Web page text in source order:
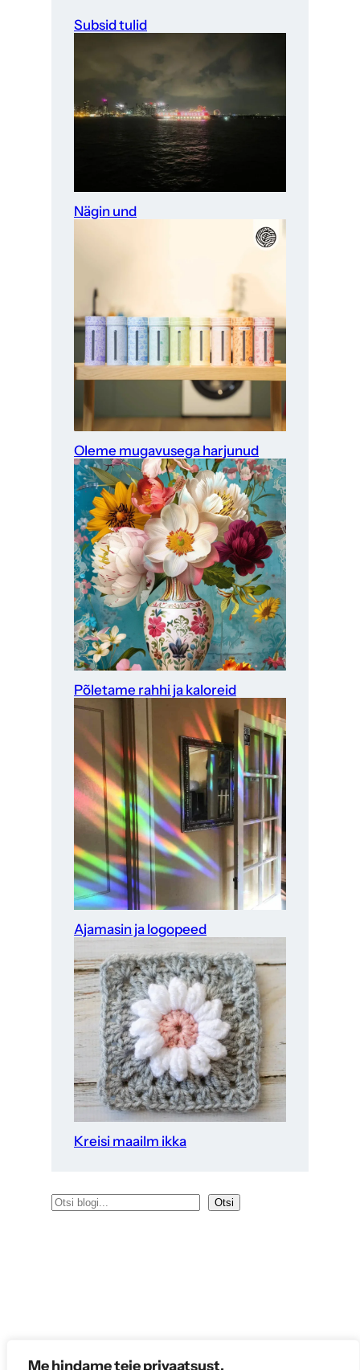
Me hindame teie privaatsust.
Subsid tulid
Nägin und
Oleme mugavusega harjunud
Põletame rahhi ja kaloreid
Ajamasin ja logopeed
Kreisi maailm ikka
O
Otsi